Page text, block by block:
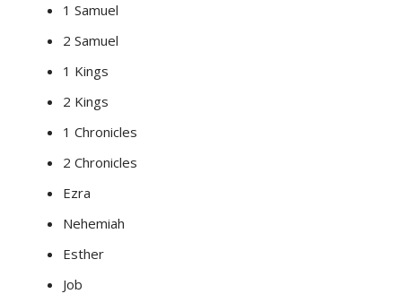
1 Samuel
2 Samuel
1 Kings
2 Kings
1 Chronicles
2 Chronicles
Ezra
Nehemiah
Esther
Job